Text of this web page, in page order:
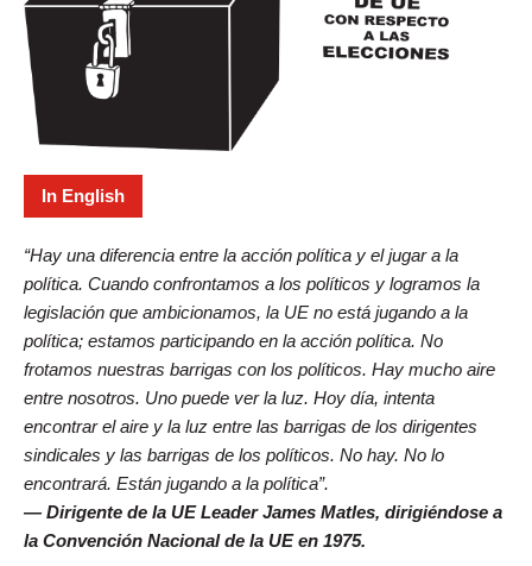
In English
“Hay una diferencia entre la acción política y el jugar a la
política. Cuando confrontamos a los políticos y logramos la
legislación que ambicionamos, la UE no está jugando a la
política; estamos participando en la acción política. No
frotamos nuestras barrigas con los políticos. Hay mucho aire
entre nosotros. Uno puede ver la luz. Hoy día, intenta
encontrar el aire y la luz entre las barrigas de los dirigentes
sindicales y las barrigas de los políticos. No hay. No lo
encontrará. Están jugando a la política”.
​— Dirigente de la UE Leader James Matles, dirigiéndose a
la Convención Nacional de la UE en 1975.